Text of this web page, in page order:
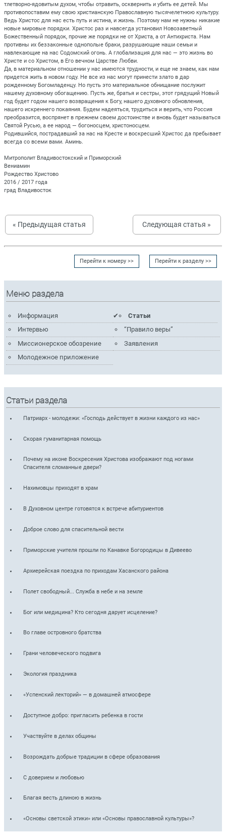
тлетворно-ядовитым духом, чтобы отравить, осквернить и убить ее детей. Мы
противопоставим ему свою христианскую Православную тысячелетнюю культуру.
Ведь Христос для нас есть путь и истина, и жизнь. Поэтому нам не нужны никакие
новые мировые порядки. Христос раз и навсегда установил Новозаветный
Божественный порядок, прочие же порядки не от Христа, а от Антихриста. Нам
противны их беззаконные однополые браки, разрушающие наши семьи и
навлекающие на нас Содомский огонь. А глобализация для нас — это жизнь во
Христе и со Христом, в Его вечном Царстве Любви.
Да, в материальном отношении у нас имеются трудности, и еще не знаем, как нам
придется жить в новом году. Не все из нас могут принести злато в дар
рожденному Богомладенцу. Но пусть это материальное обнищание послужит
нашему духовному обогащению. Пусть же, братья и сестры, этот грядущий Новый
год будет годом нашего возвращения к Богу, нашего духовного обновления,
нашего искреннего покаяния. Будем надеяться, трудиться и верить, что Россия
преобразится, воспрянет в прежнем своем достоинстве и вновь будет называться
Святой Русью, а ее народ — богоносцем, христоносцем.
Родившийся, пострадавший за нас на Кресте и воскресший Христос да пребывает
всегда со всеми вами. Аминь.
Митрополит Владивостокский и Приморский
Вениамин
Рождество Христово
2016 / 2017 года
град Владивосток
« Предыдущая статья Следующая статья »
Перейти к разделу >>
Перейти к номеру >>
Меню раздела
Информация
Статьи
Интервью
“Правило веры”
Миссионерское обозрение
Заявления
Молодежное приложение
Статьи раздела
Патриарх - молодежи: «Господь действует в жизни каждого из нас»
Скорая гуманитарная помощь
Почему на иконе Воскресения Христова изображают под ногами
Спасителя сломанные двери?
Нахимовцы приходят в храм
В Духовном центре готовятся к встрече абитуриентов
Доброе слово для спасительной вести
Приморские учителя прошли по Канавке Богородицы в Дивеево
Архиерейская поездка по приходам Хасанского района
Полет свободный... Служба в небе и на земле
Бог или медицина? Кто сегодня дарует исцеление?
Во главе островного братства
Грани человеческого подвига
Экология праздника
«Успенский лекторий» — в домашней атмосфере
Доступное добро: пригласить ребенка в гости
Участвуйте в делах общины
Возрождать добрые традиции в сфере образования
С доверием и любовью
Благая весть длиною в жизнь
«Основы светской этики» или «Основы православной культуры»?